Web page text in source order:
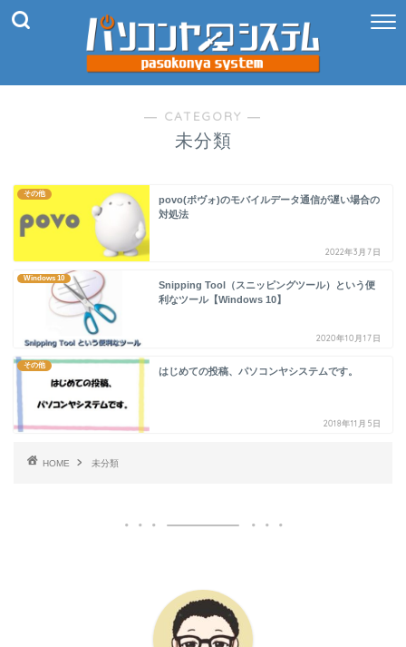
― CATEGORY ―
未分類
その他
povo(ポヴォ)のモバイルデータ通信が遅い場合の
対処法
2022年3月7日
Windows 10
Snipping Tool（スニッピングツール）という便
利なツール【Windows 10】
2020年10月17日
その他
はじめての投稿、パソコンヤシステムです。
2018年11月5日
HOME 未分類